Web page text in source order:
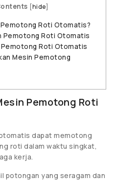
[hide]
Roti Otomatis?
Pemotong Roti Otomatis
Pemotong Roti Otomatis
Mesin Pemotong
Pemotong Roti
dapat memotong
roti dalam waktu singkat,
kerja.
potongan yang seragam dan